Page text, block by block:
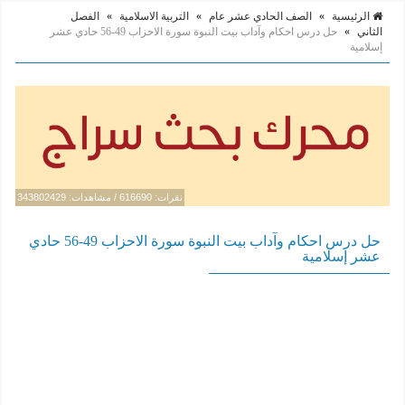
الرئيسية » الصف الحادي عشر عام » التربية الاسلامية »
الفصل
الثاني »
حل درس احكام وآداب بيت النبوة سورة الاحزاب 49-56 حادي عشر
إسلامية
نقرات: 616690 / مشاهدات: 343802429
حل درس احكام وآداب بيت النبوة سورة الاحزاب 49-56 حادي
عشر إسلامية